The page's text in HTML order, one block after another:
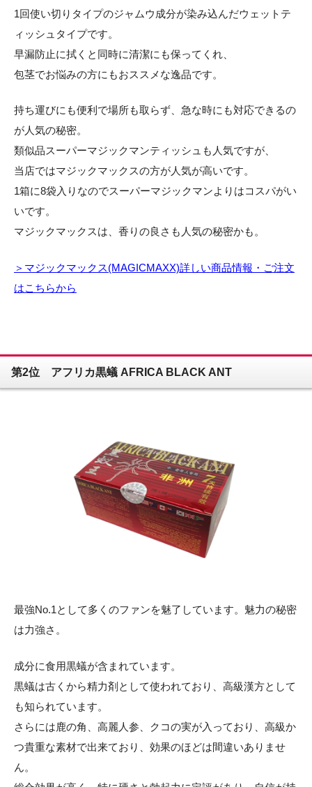
1回使い切りタイプのジャムウ成分が染み込んだウェットテ
ィッシュタイプです。
早漏防止に拭くと同時に清潔にも保ってくれ、
包茎でお悩みの方にもおススメな逸品です。
持ち運びにも便利で場所も取らず、急な時にも対応できるの
が人気の秘密。
類似品スーパーマジックマンティッシュも人気ですが、
当店ではマジックマックスの方が人気が高いです。
1箱に8袋入りなのでスーパーマジックマンよりはコスパがい
いです。
マジックマックスは、香りの良さも人気の秘密かも。
＞マジックマックス(MAGICMAXX)詳しい商品情報・ご注文
はこちらから
第2位 アフリカ黒蟻 AFRICA BLACK ANT
最強No.1として多くのファンを魅了しています。魅力の秘密
は力強さ。
成分に食用黒蟻が含まれています。
黒蟻は古くから精力剤として使われており、高級漢方として
も知られています。
さらには鹿の角、高麗人参、クコの実が入っており、高級か
つ貴重な素材で出来ており、効果のほどは間違いありませ
ん。